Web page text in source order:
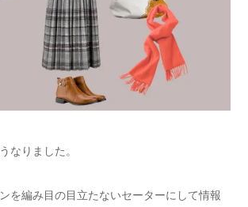
なりました。
を編み目の目立たないセーターにして情報